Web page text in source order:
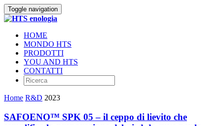
Toggle navigation
HOME
MONDO HTS
PRODOTTI
YOU AND HTS
CONTATTI
Home R&D 2023
SAFOENO™ SPK 05 – il ceppo di lievito che